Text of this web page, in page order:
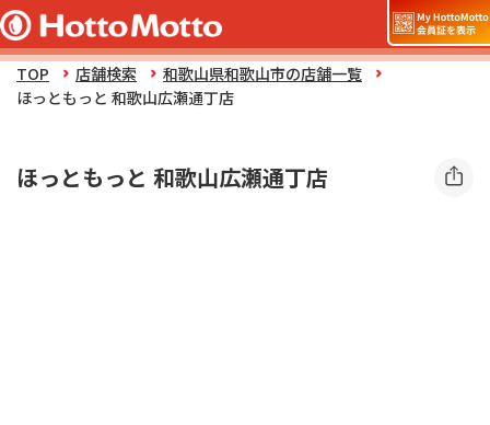
TOP 店舗検索
和歌山県和歌山市の店舗一覧
ほっともっと 和歌山広瀬通丁店
ほっともっと 和歌山広瀬通丁店